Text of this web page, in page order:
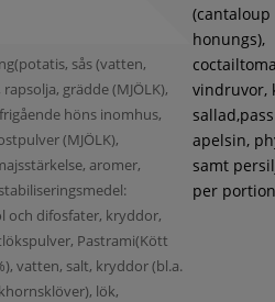
sås (vatten,
rapsolja, grädde (MJÖLK),
höns inomhus,
(MJÖLK),
aromer,
och difosfater, kryddor,
Pastrami(Kött
vatten, salt, kryddor (bl.a.
lök,
(cantaloup
honungs),
vindruvor,
apelsin,
samt
per